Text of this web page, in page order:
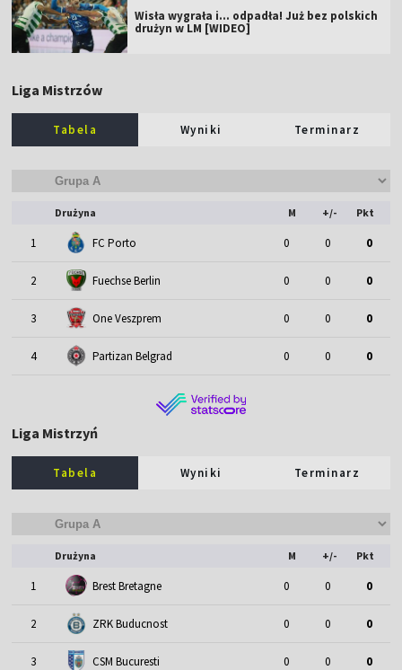
Wisła wygrała i... odpadła! Już bez polskich
drużyn w LM [WIDEO]
Liga Mistrzów
Tabela Wyniki Terminarz
Drużyna M +/- Pkt
1 FC Porto 0 0 0
2 Fuechse Berlin 0 0 0
3 One Veszprem 0 0 0
4 Partizan Belgrad 0 0 0
Liga Mistrzyń
Tabela Wyniki Terminarz
Drużyna M +/- Pkt
1 Brest Bretagne 0 0 0
2 ZRK Buducnost 0 0 0
3 CSM Bucuresti 0 0 0